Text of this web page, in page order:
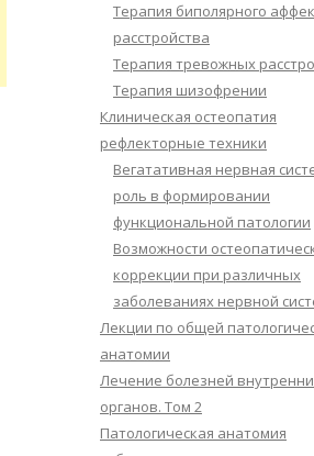
Терапия биполярного
расстройства
Терапия тревожных
Терапия шизофрении
Клиническая остеопатия
рефлекторные техники
Вегатативная нервная
роль в формировании
функциональной патологии
Возможности
коррекции при различных
заболеваниях нервной
Лекции по общей
анатомии
Лечение болезней
органов. Том 2
Патологическая анатомия